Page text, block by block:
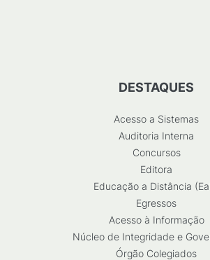
DESTAQUES
Acesso a Sistemas
Auditoria Interna
Concursos
Editora
Educação a Distância
Egressos
Acesso à Informação
Núcleo de Integridade e
Órgão Colegiados